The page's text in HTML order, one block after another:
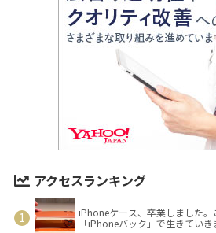
アクセスランキング
iPhoneケース、卒業しました
「iPhoneバック」で生きていき